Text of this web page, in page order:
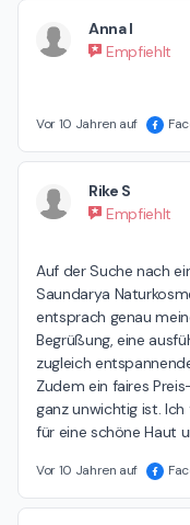
Anna I
Empfiehlt
Vor 10 Jahren auf
Rike S
Empfiehlt
Auf der Suche nach
Saundarya
entsprach genau
Begrüßung, eine
zugleich
Zudem ein faires
ganz unwichtig ist.
für eine schöne Haut
Vor 10 Jahren auf